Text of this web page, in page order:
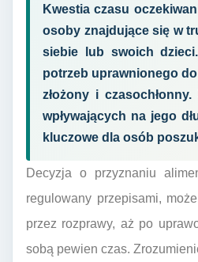
Kwestia czasu
osoby znajdujące się w
siebie lub swoich
potrzeb uprawnionego
złożony i
wpływających na jego
kluczowe dla osób
Decyzja o przyznaniu
regulowany przepisami,
przez rozprawy, aż po
sobą pewien czas.